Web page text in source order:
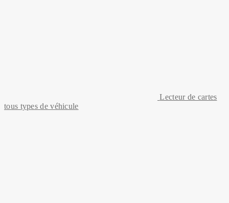
Lecteur de cartes
tous types de véhicule